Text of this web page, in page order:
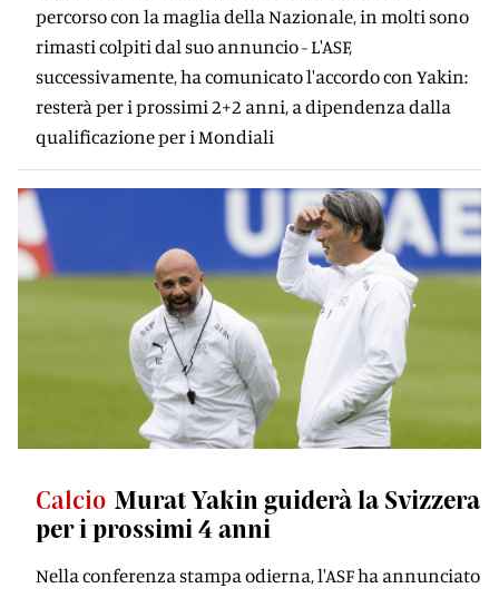
percorso con la maglia della Nazionale, in molti sono
rimasti colpiti dal suo annuncio - L'ASF,
successivamente, ha comunicato l'accordo con Yakin:
resterà per i prossimi 2+2 anni, a dipendenza dalla
qualificazione per i Mondiali
Calcio Murat Yakin guiderà la Svizzera
per i prossimi 4 anni
Nella conferenza stampa odierna, l'ASF ha annunciato